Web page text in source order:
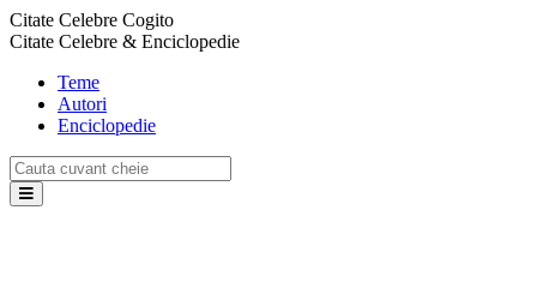
Citate Celebre Cogito
Citate Celebre & Enciclopedie
Teme
Autori
Enciclopedie